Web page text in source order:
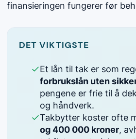
finansieringen fungerer før
DET VIKTIGSTE
Et lån til tak er som
forbrukslån uten
pengene er frie til å
og håndverk.
Takbytter koster ofte
og 400 000 kroner,